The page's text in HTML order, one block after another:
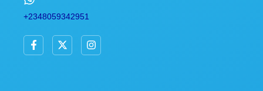
+2348059342951
F
a
c
X
-
t
I
n
s